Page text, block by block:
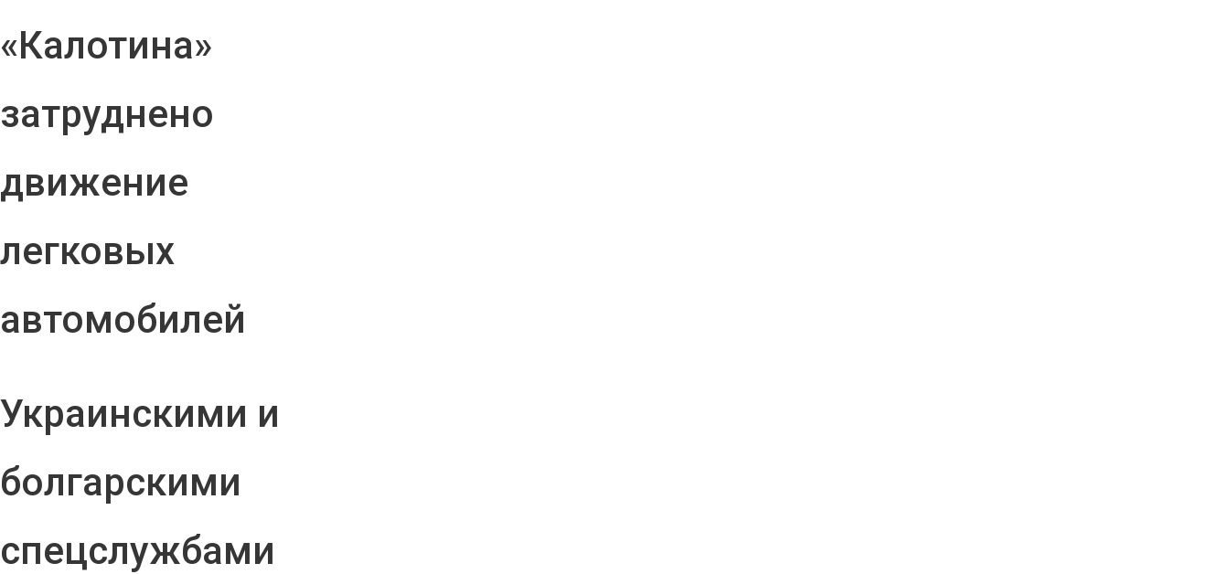
«Калотина»
затруднено
движение
легковых
автомобилей
Украинскими и
болгарскими
спецслужбами